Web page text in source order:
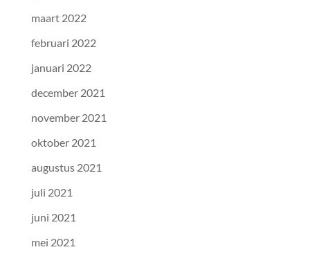
maart 2022
februari 2022
januari 2022
december 2021
november 2021
oktober 2021
augustus 2021
juli 2021
juni 2021
mei 2021